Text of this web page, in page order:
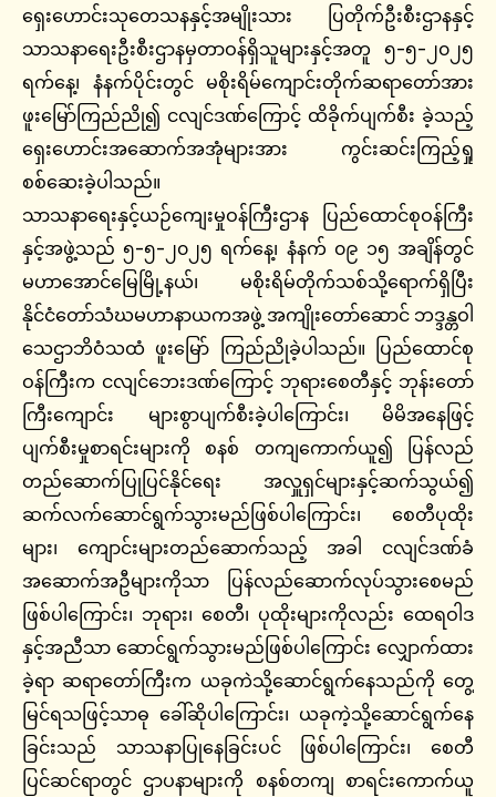
ရှေးဟောင်းသုတေသနနှင့်အမျိုးသား ပြတိုက်ဦးစီးဌာနနှင့်
သာသနာရေးဦးစီးဌာနမှတာဝန်ရှိသူများနှင့်အတူ ၅-၅-၂၀၂၅
ရက်နေ့၊ နံနက်ပိုင်းတွင် မစိုးရိမ်ကျောင်းတိုက်ဆရာတော်အား
ဖူးမြော်ကြည်ညို၍ ငလျင်ဒဏ်ကြောင့် ထိခိုက်ပျက်စီး ခဲ့သည့်
ရှေးဟောင်းအဆောက်အအုံများအား ကွင်းဆင်းကြည့်ရှု
စစ်ဆေးခဲ့ပါသည်။
သာသနာရေးနှင့်ယဉ်ကျေးမှုဝန်ကြီးဌာန ပြည်ထောင်စုဝန်ကြီး
နှင့်အဖွဲ့သည် ၅-၅-၂၀၂၅ ရက်နေ့၊ နံနက် ၀၉ ၁၅ အချိန်တွင်
မဟာအောင်မြေမြို့နယ်၊ မစိုးရိမ်တိုက်သစ်သို့ရောက်ရှိပြီး
နိုင်ငံတော်သံဃမဟာနာယကအဖွဲ့ အကျိုးတော်ဆောင် ဘဒ္ဒန္တဝါ
သေဌာဘိဝံသထံ ဖူးမြော် ကြည်ညိုခဲ့ပါသည်။ ပြည်ထောင်စု
ဝန်ကြီးက ငလျင်ဘေးဒဏ်ကြောင့် ဘုရားစေတီနှင့် ဘုန်းတော်
ကြီးကျောင်း များစွာပျက်စီးခဲ့ပါကြောင်း၊ မိမိအနေဖြင့်
ပျက်စီးမှုစာရင်းများကို စနစ် တကျကောက်ယူ၍ ပြန်လည်
တည်ဆောက်ပြုပြင်နိုင်ရေး အလှူရှင်များနှင့်ဆက်သွယ်၍
ဆက်လက်ဆောင်ရွက်သွားမည်ဖြစ်ပါကြောင်း၊ စေတီပုထိုး
များ၊ ကျောင်းများတည်ဆောက်သည့် အခါ ငလျင်ဒဏ်ခံ
အဆောက်အဦများကိုသာ ပြန်လည်ဆောက်လုပ်သွားစေမည်
ဖြစ်ပါကြောင်း၊ ဘုရား၊ စေတီ၊ ပုထိုးများကိုလည်း ထေရဝါဒ
နှင့်အညီသာ ဆောင်ရွက်သွားမည်ဖြစ်ပါကြောင်း လျှောက်ထား
ခဲ့ရာ ဆရာတော်ကြီးက ယခုကဲသို့ဆောင်ရွက်နေသည်ကို တွေ့
မြင်ရသဖြင့်သာဓု ခေါ်ဆိုပါကြောင်း၊ ယခုကဲ့သို့ဆောင်ရွက်နေ
ခြင်းသည် သာသနာပြုနေခြင်းပင် ဖြစ်ပါကြောင်း၊ စေတီ
ပြင်ဆင်ရာတွင် ဌာပနာများကို စနစ်တကျ စာရင်းကောက်ယူ